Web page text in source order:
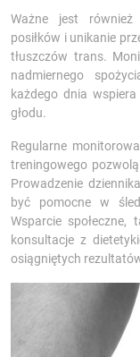
Ważne jest również
posiłków i unikanie
tłuszczów trans.
nadmiernego
każdego dnia
głodu.
Regularne
treningowego
Prowadzenie
być pomocne w
Wsparcie
konsultacje z
osiągniętych